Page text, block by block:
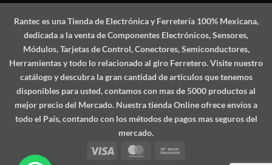
Ranteces una Tienda de Electrónica y Ferretería 100% Mexicana,
dedicada a la venta de Componentes Electrónicos, Sensores,
Módulos, Tarjetas de Control, Conectores, Semiconductores,
Herramientas y todo lo relacionado al giro Ferretero. Visite nuestro
catálogo y descubra la gran cantidad de artículos que tenemos
disponibles para usted, contamos con mas de 5000 productos al
mejor precio del Mercado. Nuestra tienda Online ofrece envíos a
todo el País, contando con los métodos de pagos mas seguros del
mercado.
Visa
MasterCard